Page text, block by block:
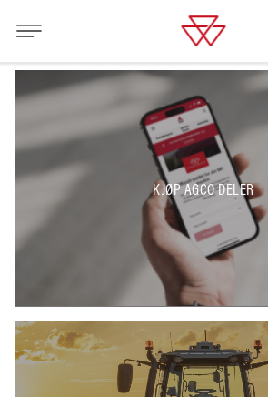
KJØP AGCO DELER